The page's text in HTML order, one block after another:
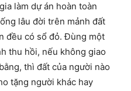
làm dự án hoàn toàn
lâu đời trên mảnh đất
đều có sổ đỏ. Đùng một
thu hồi, nếu không giao
thì đất của người nào
tặng người khác hay